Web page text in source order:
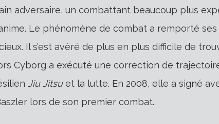
adversaire, un combattant beaucoup plus
Le phénomène de combat a remporté
Il s’est avéré de plus en plus difficile de
Cyborg a exécuté une correction de
Jiu Jitsuet la lutte. En 2008, elle a signé
lors de son premier combat.